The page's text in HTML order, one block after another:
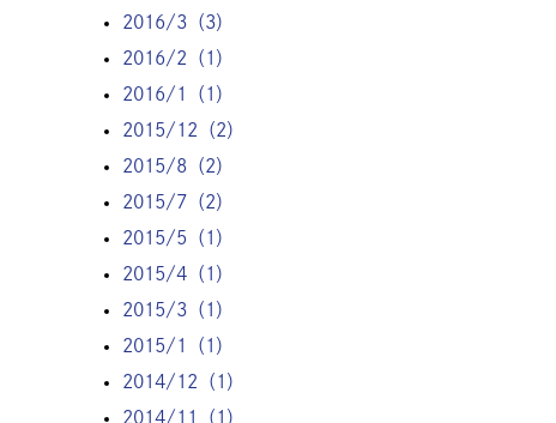
2016/3（3）
2016/2（1）
2016/1（1）
2015/12（2）
2015/8（2）
2015/7（2）
2015/5（1）
2015/4（1）
2015/3（1）
2015/1（1）
2014/12（1）
2014/11（1）